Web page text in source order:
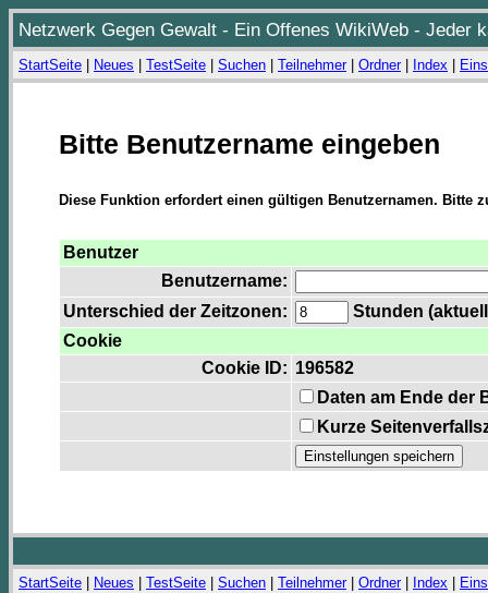
Netzwerk Gegen Gewalt - Ein Offenes WikiWeb - Jeder
StartSeite Neues TestSeite Suchen Teilnehmer| Ordner| Index
Bitte Benutzername eingeben
Diese Funktion erfordert einen gültigen Benutzernamen. Bitte
Benutzer
Benutzername:
Unterschied der Zeitzonen:
Stunden
Cookie
Cookie ID: 196582
Daten am Ende der
Kurze
StartSeite Neues TestSeite Suchen Teilnehmer| Ordner| Index